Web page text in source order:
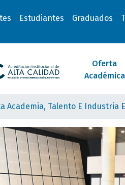
Estudiantes Graduados
Oferta
Académica
Academia, Talento E Industria